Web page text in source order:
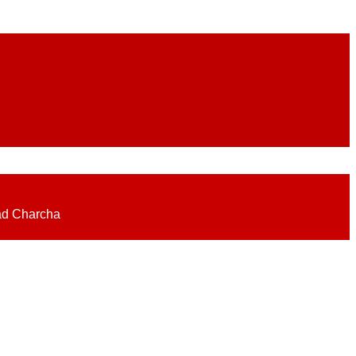
Charcha